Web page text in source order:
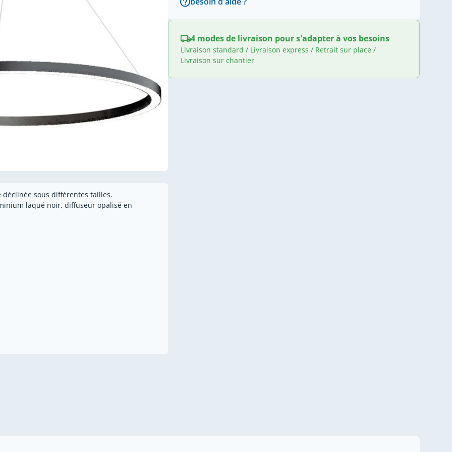
sous différentes tailles.
laqué noir, diffuseur opalisé en
4 modes de livraison pour s'adapter à vos besoins
Livraison standard / Livraison express / Retrait sur place /
Livraison sur chantier